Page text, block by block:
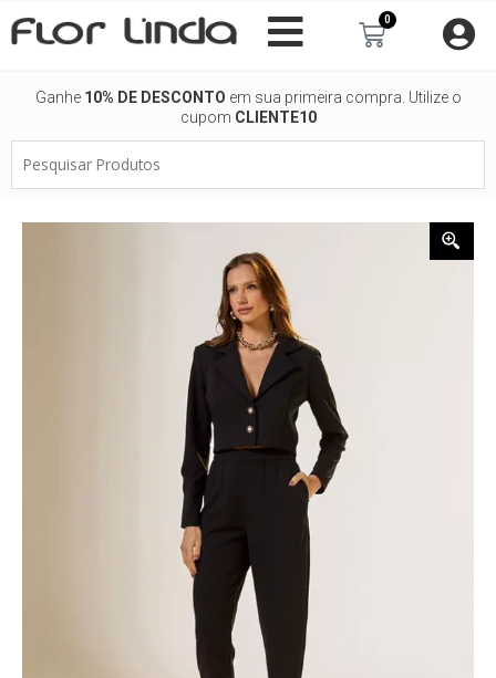
para
0
Carrinho
Ganhe 10% DE DESCONTO em sua primeira compra. Utilize o
cupom CLIENTE10
Produtos